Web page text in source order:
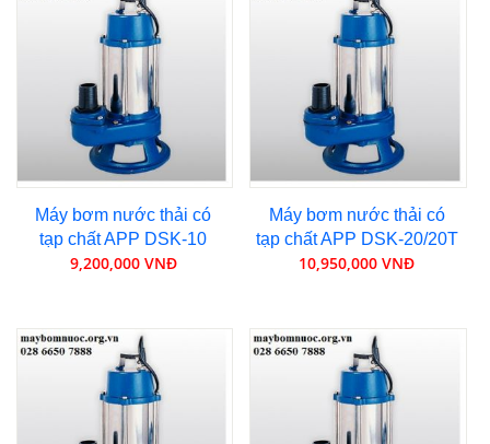
Máy bơm nước thải có
tạp chất APP DSK-10
9,200,000 VNĐ
Máy bơm nước thải có
tạp chất APP DSK-20/20T
10,950,000 VNĐ